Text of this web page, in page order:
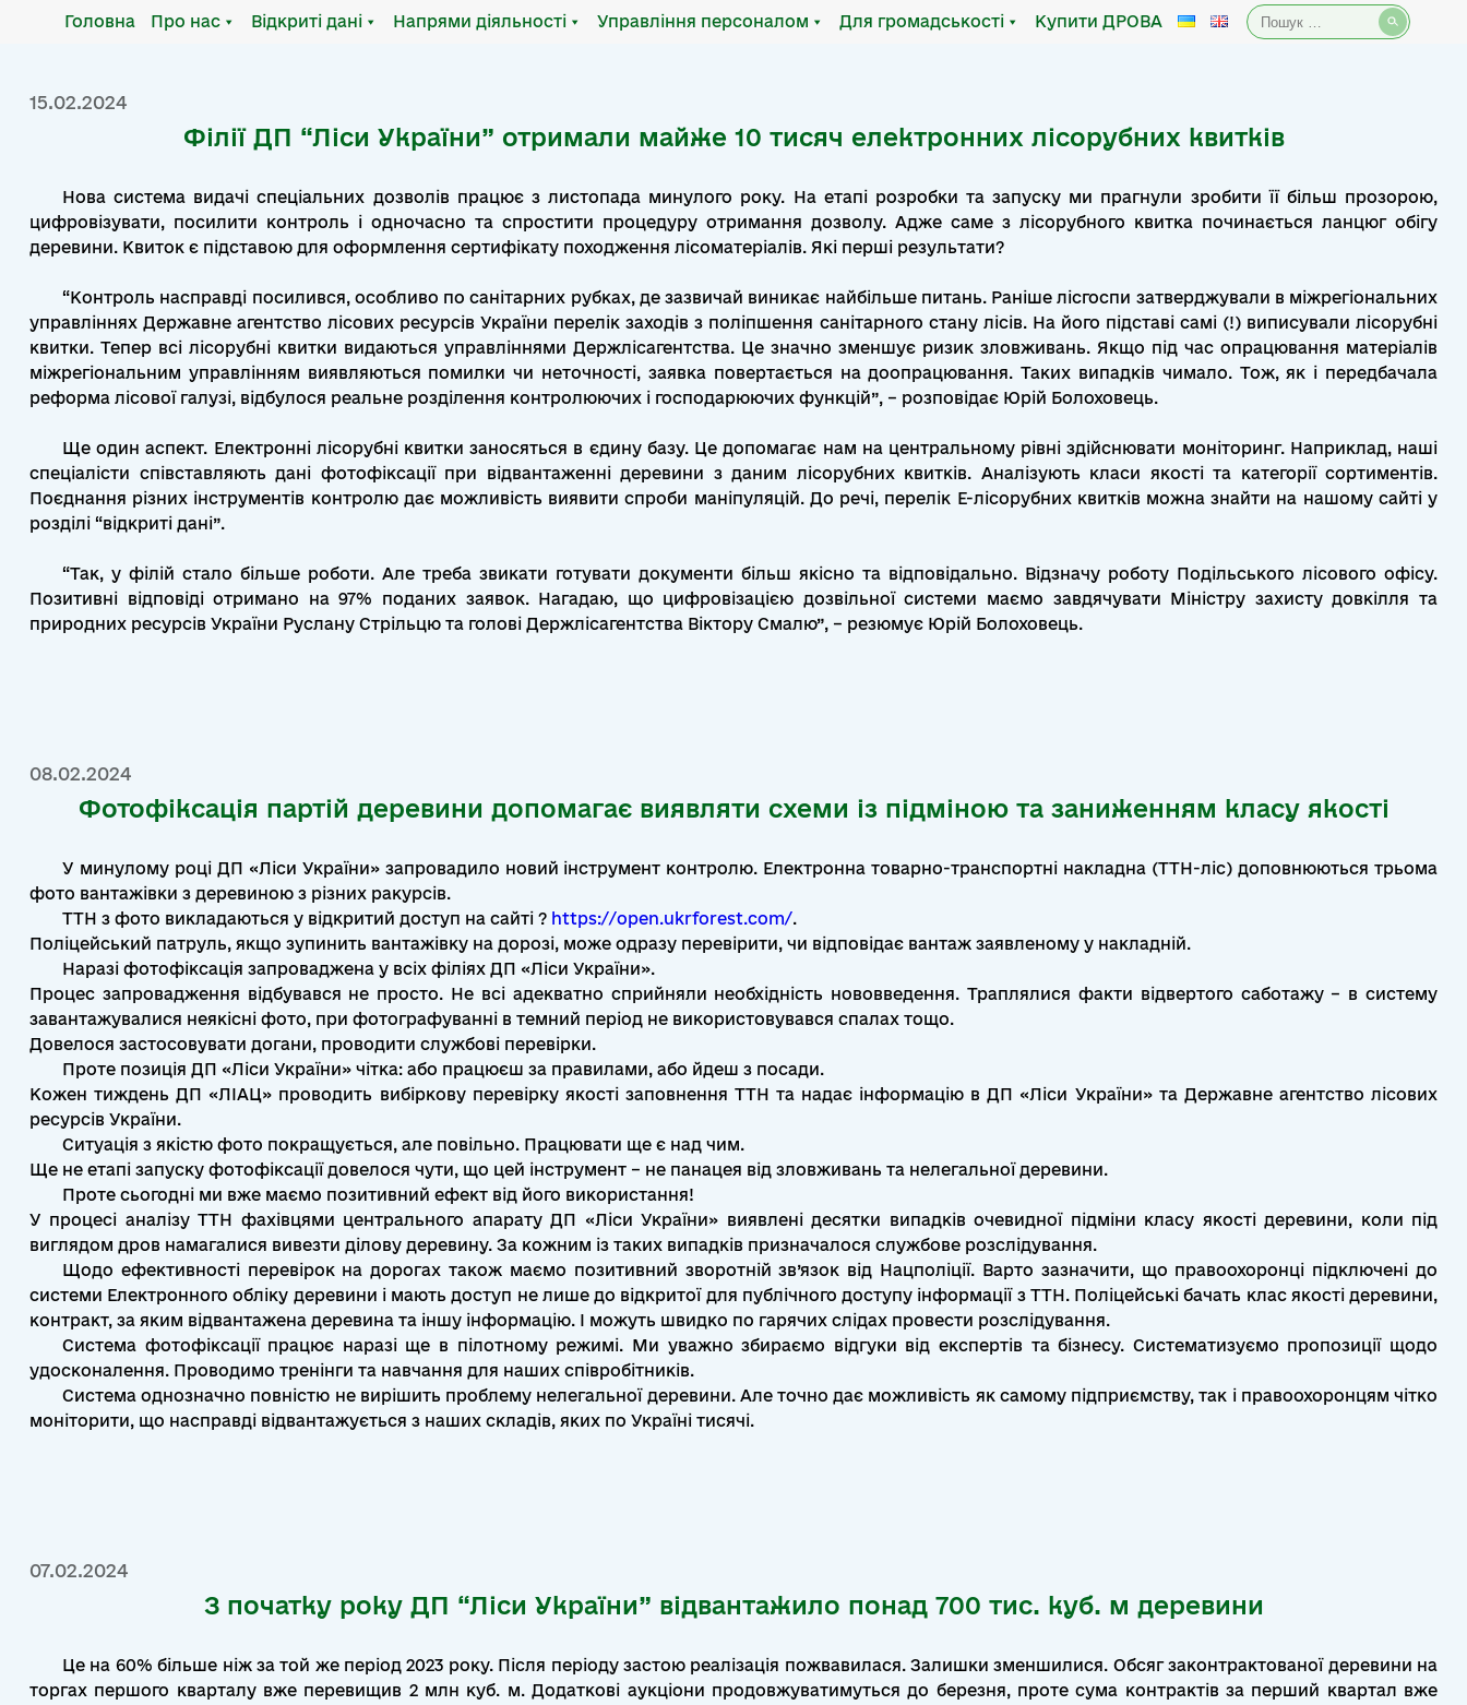
Головна Про нас Відкриті дані Напрями діяльності Управління персоналом Для громадськості Купити ДРОВА Пошук:
Місяць:Лютий 2024
15.02.2024
Філії ДП “Ліси України” отримали майже 10 тисяч електронних лісорубних квитків
Нова система видачі спеціальних дозволів працює з листопада минулого року. На етапі розробки та запуску ми прагнули зробити її більш прозорою,
цифровізувати, посилити контроль і одночасно та спростити процедуру отримання дозволу. Адже саме з лісорубного квитка починається ланцюг обігу
деревини. Квиток є підставою для оформлення сертифікату походження лісоматеріалів. Які перші результати?
“Контроль насправді посилився, особливо по санітарних рубках, де зазвичай виникає найбільше питань. Раніше лісгоспи затверджували в міжрегіональних
управліннях Державне агентство лісових ресурсів України перелік заходів з поліпшення санітарного стану лісів. На його підставі самі (!) виписували лісорубні
квитки. Тепер всі лісорубні квитки видаються управліннями Держлісагентства. Це значно зменшує ризик зловживань. Якщо під час опрацювання матеріалів
міжрегіональним управлінням виявляються помилки чи неточності, заявка повертається на доопрацювання. Таких випадків чимало. Тож, як і передбачала
реформа лісової галузі, відбулося реальне розділення контролюючих і господарюючих функцій”, – розповідає Юрій Болоховець.
Ще один аспект. Електронні лісорубні квитки заносяться в єдину базу. Це допомагає нам на центральному рівні здійснювати моніторинг. Наприклад, наші
спеціалісти співставляють дані фотофіксації при відвантаженні деревини з даним лісорубних квитків. Аналізують класи якості та категорії сортиментів.
Поєднання різних інструментів контролю дає можливість виявити спроби маніпуляцій. До речі, перелік Е-лісорубних квитків можна знайти на нашому сайті у
розділі “відкриті дані”.
“Так, у філій стало більше роботи. Але треба звикати готувати документи більш якісно та відповідально. Відзначу роботу Подільського лісового офісу.
Позитивні відповіді отримано на 97% поданих заявок. Нагадаю, що цифровізацією дозвільної системи маємо завдячувати Міністру захисту довкілля та
природних ресурсів України Руслану Стрільцю та голові Держлісагентства Віктору Смалю”, – резюмує Юрій Болоховець.
08.02.2024
Фотофіксація партій деревини допомагає виявляти схеми із підміною та заниженням класу якості
У минулому році ДП «Ліси України» запровадило новий інструмент контролю. Електронна товарно-транспортні накладна (ТТН-ліс) доповнюються трьома
фото вантажівки з деревиною з різних ракурсів.
ТТН з фото викладаються у відкритий доступ на сайті ? https://open.ukrforest.com/.
Поліцейський патруль, якщо зупинить вантажівку на дорозі, може одразу перевірити, чи відповідає вантаж заявленому у накладній.
Наразі фотофіксація запроваджена у всіх філіях ДП «Ліси України».
Процес запровадження відбувався не просто. Не всі адекватно сприйняли необхідність нововведення. Траплялися факти відвертого саботажу – в систему
завантажувалися неякісні фото, при фотографуванні в темний період не використовувався спалах тощо.
Довелося застосовувати догани, проводити службові перевірки.
Проте позиція ДП «Ліси України» чітка: або працюєш за правилами, або йдеш з посади.
Кожен тиждень ДП «ЛІАЦ» проводить вибіркову перевірку якості заповнення ТТН та надає інформацію в ДП «Ліси України» та Державне агентство лісових
ресурсів України.
Ситуація з якістю фото покращується, але повільно. Працювати ще є над чим.
Ще не етапі запуску фотофіксації довелося чути, що цей інструмент – не панацея від зловживань та нелегальної деревини.
Проте сьогодні ми вже маємо позитивний ефект від його використання!
У процесі аналізу ТТН фахівцями центрального апарату ДП «Ліси України» виявлені десятки випадків очевидної підміни класу якості деревини, коли під
виглядом дров намагалися вивезти ділову деревину. За кожним із таких випадків призначалося службове розслідування.
Щодо ефективності перевірок на дорогах також маємо позитивний зворотній зв’язок від Нацполіції. Варто зазначити, що правоохоронці підключені до
системи Електронного обліку деревини і мають доступ не лише до відкритої для публічного доступу інформації з ТТН. Поліцейські бачать клас якості деревини,
контракт, за яким відвантажена деревина та іншу інформацію. І можуть швидко по гарячих слідах провести розслідування.
Система фотофіксації працює наразі ще в пілотному режимі. Ми уважно збираємо відгуки від експертів та бізнесу. Систематизуємо пропозиції щодо
удосконалення. Проводимо тренінги та навчання для наших співробітників.
Система однозначно повністю не вирішить проблему нелегальної деревини. Але точно дає можливість як самому підприємству, так і правоохоронцям чітко
моніторити, що насправді відвантажується з наших складів, яких по Україні тисячі.
07.02.2024
З початку року ДП “Ліси України” відвантажило понад 700 тис. куб. м деревини
Це на 60% більше ніж за той же період 2023 року. Після періоду застою реалізація пожвавилася. Залишки зменшилися. Обсяг законтрактованої деревини на
торгах першого кварталу вже перевищив 2 млн куб. м. Додаткові аукціони продовжуватимуться до березня, проте сума контрактів за перший квартал вже